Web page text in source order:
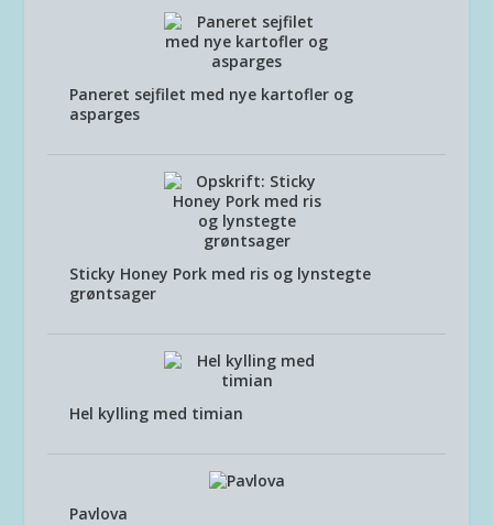
Paneret sejfilet med nye kartofler og
asparges
Sticky Honey Pork med ris og lynstegte
grøntsager
Hel kylling med timian
Pavlova